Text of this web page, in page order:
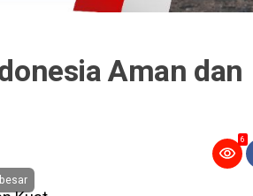
Aman dan
6